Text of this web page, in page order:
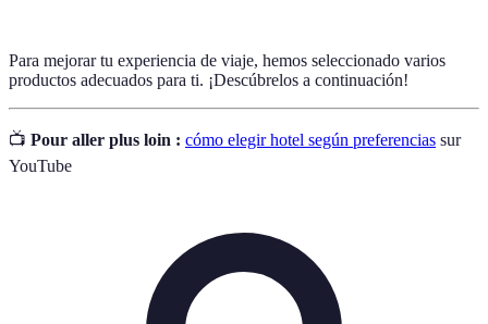
Para mejorar tu experiencia de viaje, hemos seleccionado varios
productos adecuados para ti. ¡Descúbrelos a continuación!
📺 Pour aller plus loin : cómo elegir hotel según preferencias sur
YouTube